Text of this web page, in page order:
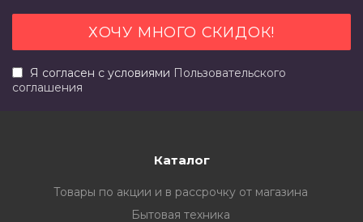
Я согласен с условиями Пользовательского
соглашения
Каталог
Товары по акции и в рассрочку от магазина
Бытовая техника